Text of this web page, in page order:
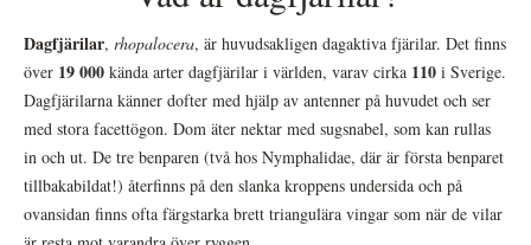
Dagfjärilar, rhopalocera, är huvudsakligen dagaktiva fjärilar. Det finns
över 19 000 kända arter dagfjärilar i världen, varav cirka 110 i Sverige.
Dagfjärilarna känner dofter med hjälp av antenner på huvudet och ser
med stora facettögon. Dom äter nektar med sugsnabel, som kan rullas
in och ut. De tre benparen (två hos Nymphalidae, där är första benparet
tillbakabildat!) återfinns på den slanka kroppens undersida och på
ovansidan finns ofta färgstarka brett triangulära vingar som när de vilar